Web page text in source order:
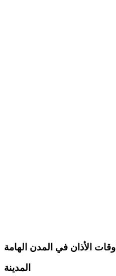
أوقات الأذان في المدن الهامة
المدينة